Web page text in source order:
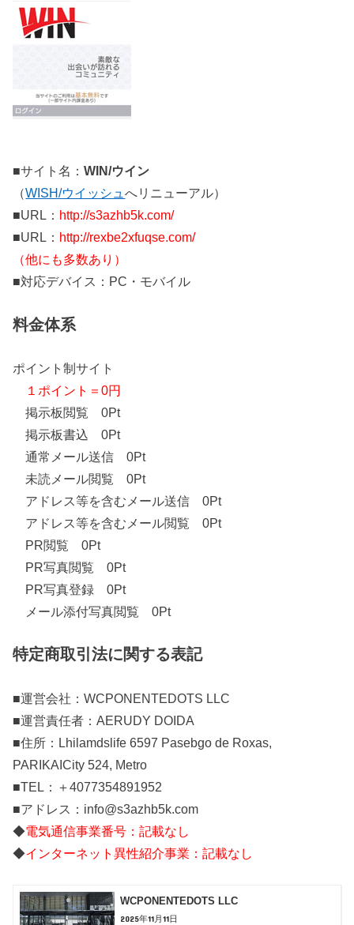
■サイト名：WIN/ウイン
（WISH/ウイッシュへリニューアル）
■URL： http://s3azhb5k.com/
■URL： http://rexbe2xfuqse.com/
（他にも多数あり）
■対応デバイス：PC・モバイル
料金体系
ポイント制サイト
１ポイント＝0円
掲示板閲覧 0Pt
掲示板書込 0Pt
通常メール送信 0Pt
未読メール閲覧 0Pt
アドレス等を含むメール送信 0Pt
アドレス等を含むメール閲覧 0Pt
PR閲覧 0Pt
PR写真閲覧 0Pt
PR写真登録 0Pt
メール添付写真閲覧 0Pt
特定商取引法に関する表記
■運営会社：WCPONENTEDOTS LLC
■運営責任者：AERUDY DOIDA
■住所：Lhilamdslife 6597 Pasebgo de Roxas,
PARIKAICity 524, Metro
■TEL：＋4077354891952
■アドレス：info@s3azhb5k.com
◆電気通信事業番号：記載なし
◆インターネット異性紹介事業：記載なし
WCPONENTEDOTS LLC
2025年11月11日